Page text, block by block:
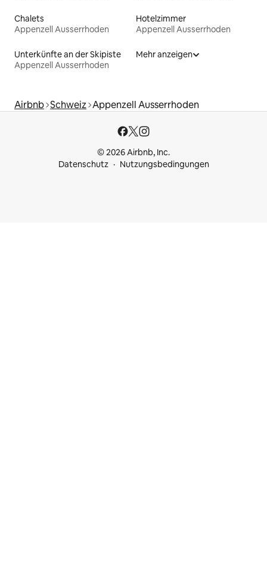
Chalets
Appenzell Ausserrhoden
Hotelzimmer
Appenzell Ausserrhoden
Unterkünfte an der Skipiste
Appenzell Ausserrhoden
Mehr anzeigen
Airbnb Schweiz Appenzell Ausserrhoden
© 2026 Airbnb, Inc.
Datenschutz
Nutzungsbedingungen